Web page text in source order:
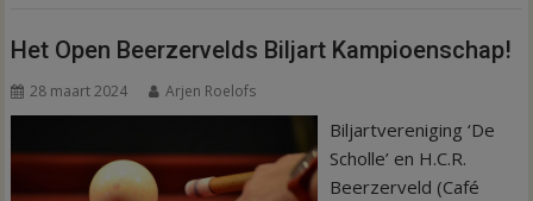
Het Open Beerzervelds Biljart Kampioenschap!
28 maart 2024 Arjen Roelofs
Biljartvereniging ‘De
Scholle’ en H.C.R.
Beerzerveld (Café